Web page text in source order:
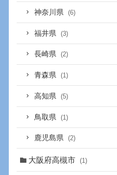
神奈川県 (6)
福井県 (3)
長崎県 (2)
青森県 (1)
高知県 (5)
鳥取県 (1)
鹿児島県 (2)
大阪府高槻市 (1)